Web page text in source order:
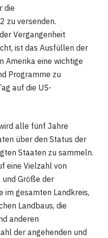
die
zu versenden.
Vergangenheit
ist das Ausfüllen der
Amerika eine wichtige
Programme zu
auf die US-
alle fünf Jahre
über den Status der
Staaten zu sammeln.
eine Vielzahl von
und Größe der
gesamten Landkreis,
Landbaus, die
anderen
der angehenden und